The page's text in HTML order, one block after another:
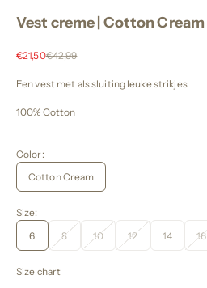
Vest creme | Cotton Cream
Aanbiedingsprijs
€21,50Normale prijs
€42,99
Een vest met als sluiting leuke strikjes
100% Cotton
Color:
Cotton Cream
Size:
6
8 10 12 14 16
Size chart